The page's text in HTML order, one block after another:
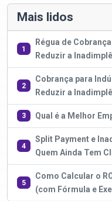
Mais lidos
1
Régua de
Reduzir a
2
Cobrança para
Reduzir a
3 Qual é a Melhor
4
Split Payment e
Quem Ainda Tem
5
Como Calcular o
(com Fórmula e